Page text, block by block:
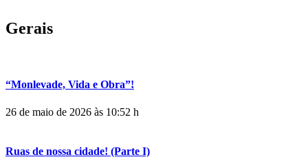
Gerais
“Monlevade, Vida e Obra”!
26 de maio de 2026 às 10:52 h
Ruas de nossa cidade! (Parte I)